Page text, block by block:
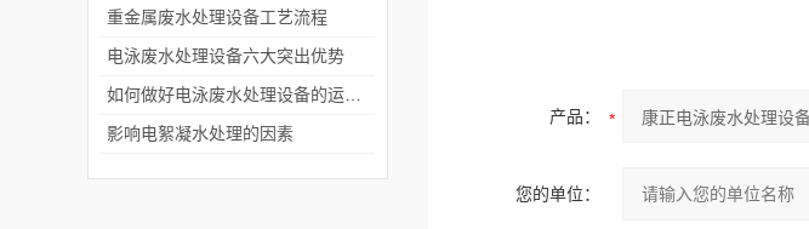
重金属废水处理设备工艺流程
电泳废水处理设备六大突出优势
影响电絮凝水处理的因素
产品：
您的单位：